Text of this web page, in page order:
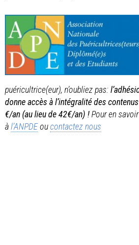
puéricultrice(eur), n’oubliez pas:
donne accès à l’intégralité des
€/an (au lieu de 42€/an) !Pour en
àl’ANPDEoucontactez nous